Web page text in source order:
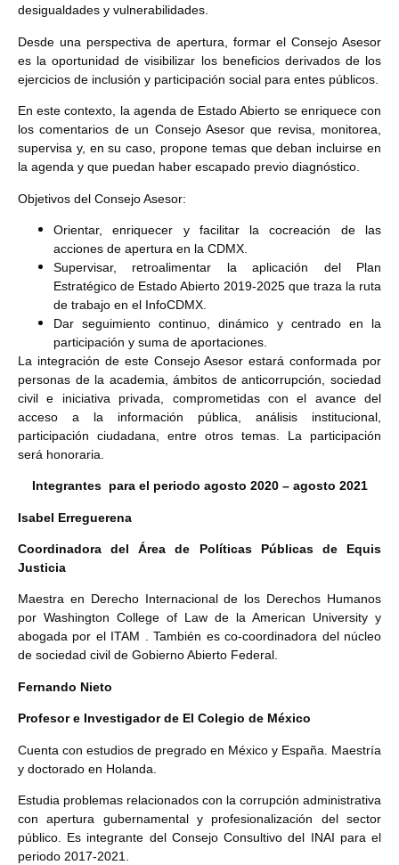
desigualdades y vulnerabilidades.
Desde una perspectiva de apertura, formar el Consejo Asesor
es la oportunidad de visibilizar los beneficios derivados de los
ejercicios de inclusión y participación social para entes públicos.
En este contexto, la agenda de Estado Abierto se enriquece con
los comentarios de un Consejo Asesor que revisa, monitorea,
supervisa y, en su caso, propone temas que deban incluirse en
la agenda y que puedan haber escapado previo diagnóstico.
Objetivos del Consejo Asesor:
Orientar, enriquecer y facilitar la cocreación de las
acciones de apertura en la CDMX.
Supervisar, retroalimentar la aplicación del Plan
Estratégico de Estado Abierto 2019-2025 que traza la ruta
de trabajo en el InfoCDMX.
Dar seguimiento continuo, dinámico y centrado en la
participación y suma de aportaciones.
La integración de este Consejo Asesor estará conformada por
personas de la academia, ámbitos de anticorrupción, sociedad
civil e iniciativa privada, comprometidas con el avance del
acceso a la información pública, análisis institucional,
participación ciudadana, entre otros temas. La participación
será honoraria.
Integrantes para el periodo agosto 2020 – agosto 2021
Isabel Erreguerena
Coordinadora del Área de Políticas Públicas de Equis
Justicia
Maestra en Derecho Internacional de los Derechos Humanos
por Washington College of Law de la American University y
abogada por el ITAM . También es co-coordinadora del núcleo
de sociedad civil de Gobierno Abierto Federal.
Fernando Nieto
Profesor e Investigador de El Colegio de México
Cuenta con estudios de pregrado en México y España. Maestría
y doctorado en Holanda.
Estudia problemas relacionados con la corrupción administrativa
con apertura gubernamental y profesionalización del sector
público. Es integrante del Consejo Consultivo del INAI para el
periodo 2017-2021.